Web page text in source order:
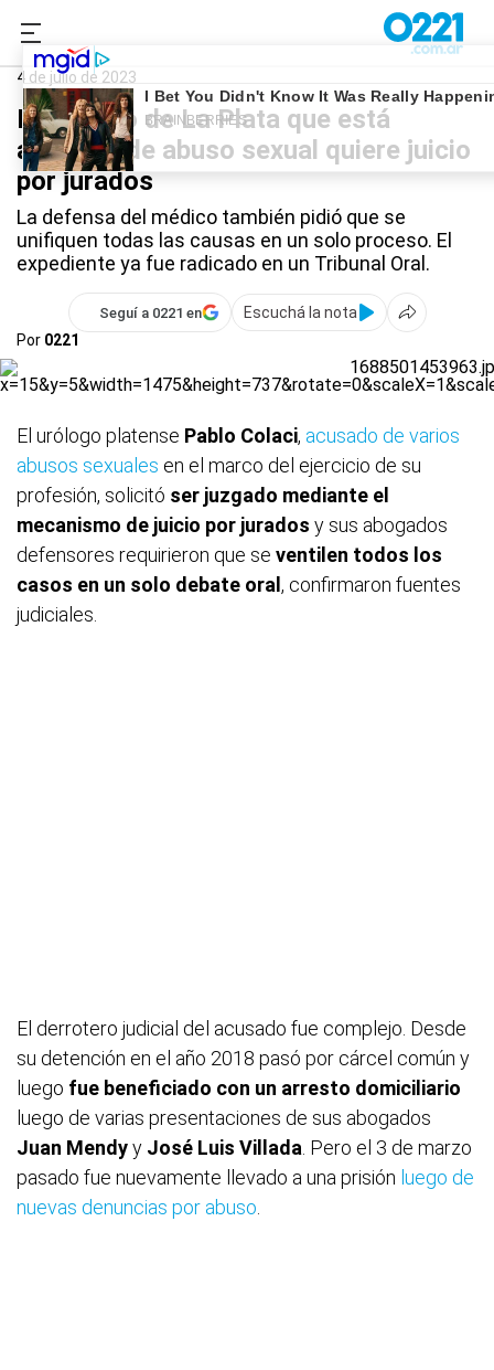
0221.com.ar
4 de julio de 2023
El urólogo de La Plata que está
acusado de abuso sexual quiere juicio
por jurados
La defensa del médico también pidió que se
unifiquen todas las causas en un solo proceso. El
expediente ya fue radicado en un Tribunal Oral.
Seguí a 0221 en
Escuchá la nota
Por 0221
El urólogo platense Pablo Colaci, acusado de varios
abusos sexuales en el marco del ejercicio de su
profesión, solicitó ser juzgado mediante el
mecanismo de juicio por jurados y sus abogados
defensores requirieron que se ventilen todos los
casos en un solo debate oral , confirmaron fuentes
judiciales.
El derrotero judicial del acusado fue complejo. Desde
su detención en el año 2018 pasó por cárcel común y
luego fue beneficiado con un arresto domiciliario
luego de varias presentaciones de sus abogados
Juan Mendyy José Luis Villada . Pero el 3 de marzo
pasado fue nuevamente llevado a una prisión luego de
nuevas denuncias por abuso